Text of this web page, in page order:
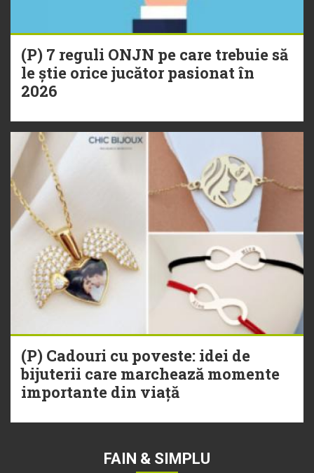
(P) 7 reguli ONJN pe care trebuie să
le știe orice jucător pasionat în
2026
(P) Cadouri cu poveste: idei de
bijuterii care marchează momente
importante din viață
FAIN & SIMPLU